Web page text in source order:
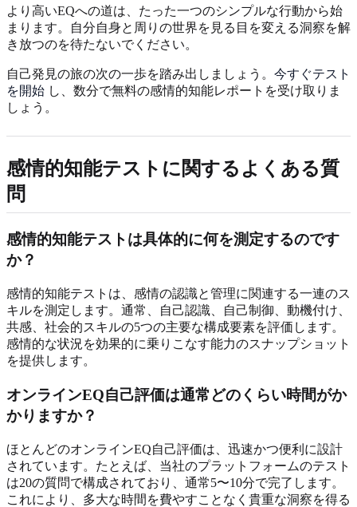
より高いEQへの道は、たった一つのシンプルな行動から始
まります。自分自身と周りの世界を見る目を変える洞察を解
き放つのを待たないでください。
自己発見の旅の次の一歩を踏み出しましょう。 今すぐテスト
を開始 し、数分で無料の感情的知能レポートを受け取りま
しょう。
感情的知能テストに関するよくある質
問
感情的知能テストは具体的に何を測定するのです
か？
感情的知能テストは、感情の認識と管理に関連する一連のス
キルを測定します。通常、自己認識、自己制御、動機付け、
共感、社会的スキルの5つの主要な構成要素を評価します。
感情的な状況を効果的に乗りこなす能力のスナップショット
を提供します。
オンラインEQ自己評価は通常どのくらい時間がか
かりますか？
ほとんどのオンラインEQ自己評価は、迅速かつ便利に設計
されています。たとえば、当社のプラットフォームのテスト
は20の質問で構成されており、通常5〜10分で完了します。
これにより、多大な時間を費やすことなく貴重な洞察を得る